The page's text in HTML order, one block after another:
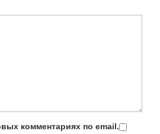
комментариях по email.